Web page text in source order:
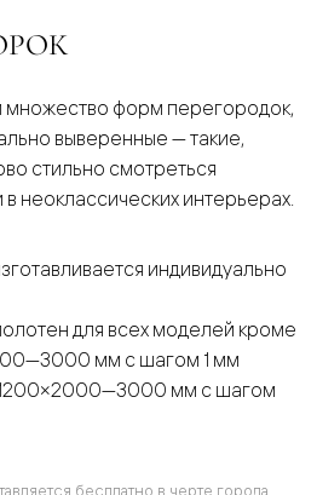
форм перегородок,
выверенные — такие,
стильно смотреться
неоклассических интерьерах.
индивидуально
для всех моделей кроме
мм с шагом 1 мм
мм с шагом
бесплатно в черте города